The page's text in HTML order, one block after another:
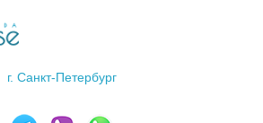
г. Санкт-Петербург